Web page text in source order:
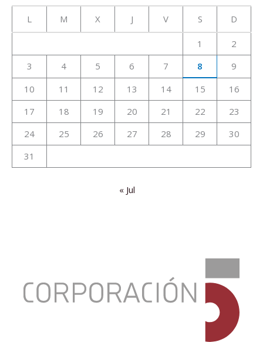
L M X J V S D
1
2
3
4 5 6 7 8
9
10
11 12 13 14 15
16
17
18 19 20 21 22
23
24
25 26 27 28 29
30
31
« Jul